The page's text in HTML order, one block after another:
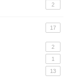
2
17
2
1
13